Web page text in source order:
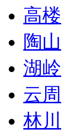
高楼
陶山
湖岭
云周
林川